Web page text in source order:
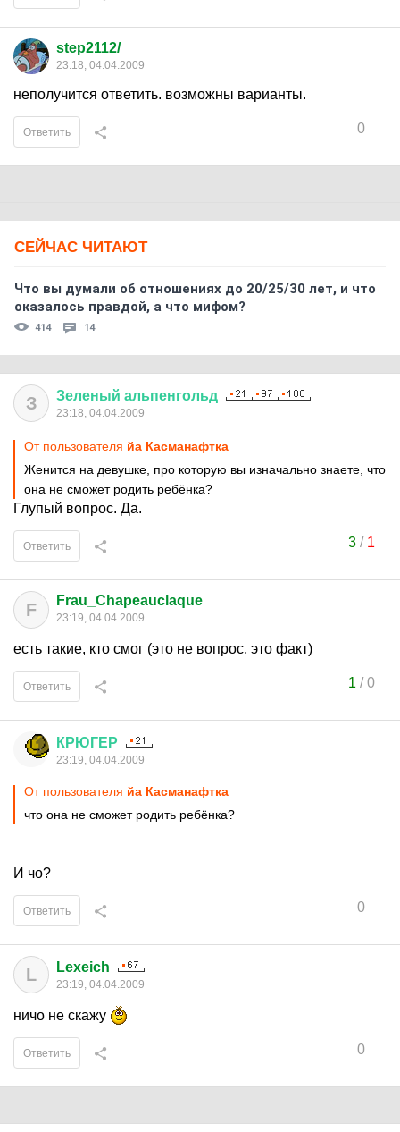
step2112/
23:18, 04.04.2009
неполучится ответить. возможны варианты.
0
Ответить
СЕЙЧАС ЧИТАЮТ
Что вы думали об отношениях до 20/25/30 лет, и что
оказалось правдой, а что мифом?
414 14
З Зеленый альпенгольд
23:18, 04.04.2009
От пользователя йа Касманафтка
Женится на девушке, про которую вы изначально знаете, что
она не сможет родить ребёнка?
Глупый вопрос. Да.
3/ 1
Ответить
F Frau_Chapeauclaque
23:19, 04.04.2009
есть такие, кто смог (это не вопрос, это факт)
1 /0
Ответить
КРЮГЕР
23:19, 04.04.2009
От пользователя йа Касманафтка
что она не сможет родить ребёнка?
И чо?
0
Ответить
L Lexeich
23:19, 04.04.2009
ничо не скажу
0
Ответить